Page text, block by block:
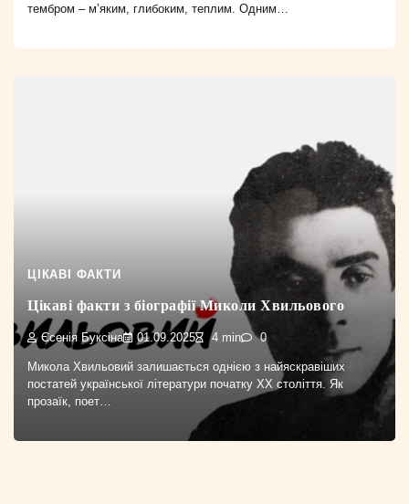
тембром – м’яким, глибоким, теплим. Одним…
ЦІКАВІ ФАКТИ
Цікаві факти з біографії Миколи Хвильового
Єсенія Буксіна 01.09.2025 4 min 0
Микола Хвильовий залишається однією з найяскравіших
постатей української літератури початку XX століття. Як
прозаїк, поет…